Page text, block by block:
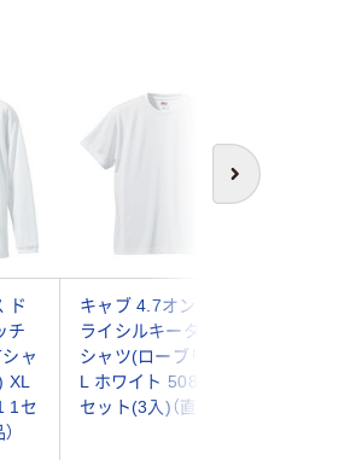
次へ
ド
チ
ャ
XL
1セ
キャブ 4.7オンス ド
ライシルキータッチT
シャツ(ローブリード)
L ホワイト 508801 1
セット(3入)（直送品）